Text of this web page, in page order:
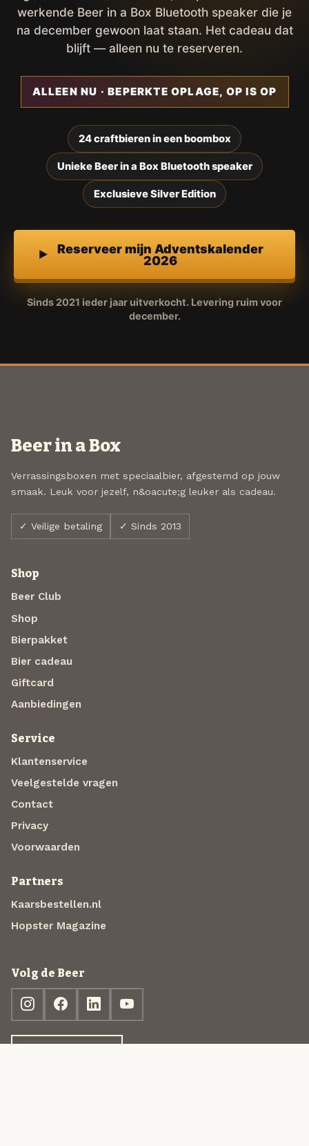
werkende Beer in a Box Bluetooth speaker die je
na december gewoon laat staan. Het cadeau dat
blijft — alleen nu te reserveren.
ALLEEN NU · BEPERKTE OPLAGE, OP IS OP
24 craftbieren in een boombox
Unieke Beer in a Box Bluetooth speaker
Exclusieve Silver Edition
Reserveer mijn Adventskalender
2026
Sinds 2021 ieder jaar uitverkocht. Levering ruim voor
december.
Beer in a Box
Verrassingsboxen met speciaalbier, afgestemd op jouw
smaak. Leuk voor jezelf, n&oacute;g leuker als cadeau.
✓ Veilige betaling ✓ Sinds 2013
Shop
Beer Club
Shop
Bierpakket
Bier cadeau
Giftcard
Aanbiedingen
Service
Klantenservice
Veelgestelde vragen
Contact
Privacy
Voorwaarden
Partners
Kaarsbestellen.nl
Hopster Magazine
Volg de Beer